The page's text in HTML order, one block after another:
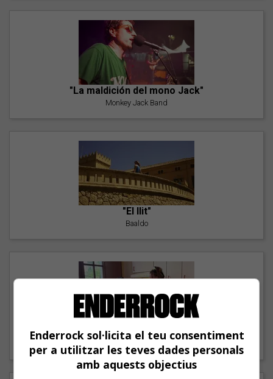
"La maldición del mono Jack"
Monkey Jack Band
"El llit"
Baaldo
"Lo bueno y lo malo"
Carmen y María
Enderrock sol·licita el teu consentiment
per a utilitzar les teves dades personals
amb aquests objectius